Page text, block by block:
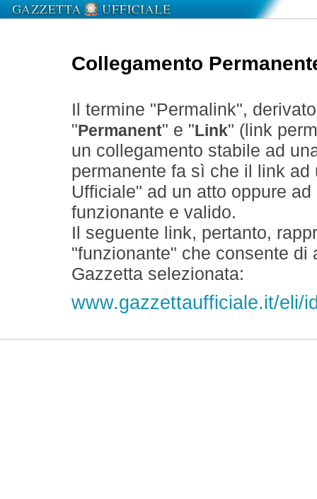
Collegamento
Il termine "Permalink",
" Permanent" e " Link" (link
un collegamento stabile ad
permanente fa sì che il link
Ufficiale" ad un atto oppure
funzionante e valido.
Il seguente link, pertanto,
"funzionante" che consente
Gazzetta selezionata:
www.gazzettaufficiale.it/eli/